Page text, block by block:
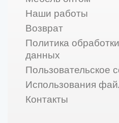
Наши работы
Возврат
Политика
данных
Пользовательское
Использования
Контакты